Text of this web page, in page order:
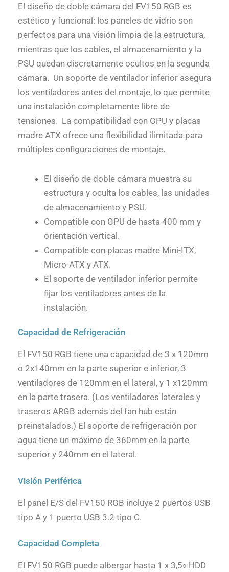
El diseño de doble cámara del FV150 RGB es
estético y funcional: los paneles de vidrio son
perfectos para una visión limpia de la estructura,
mientras que los cables, el almacenamiento y la
PSU quedan discretamente ocultos en la segunda
cámara. Un soporte de ventilador inferior asegura
los ventiladores antes del montaje, lo que permite
una instalación completamente libre de
tensiones. La compatibilidad con GPU y placas
madre ATX ofrece una flexibilidad ilimitada para
múltiples configuraciones de montaje.
El diseño de doble cámara muestra su
estructura y oculta los cables, las unidades
de almacenamiento y PSU.
Compatible con GPU de hasta 400 mm y
orientación vertical.
Compatible con placas madre Mini-ITX,
Micro-ATX y ATX.
El soporte de ventilador inferior permite
fijar los ventiladores antes de la
instalación.
Capacidad de Refrigeración
El FV150 RGB tiene una capacidad de 3 x 120mm
o 2x140mm en la parte superior e inferior, 3
ventiladores de 120mm en el lateral, y 1 x120mm
en la parte trasera. (Los ventiladores laterales y
traseros ARGB además del fan hub están
preinstalados.) El soporte de refrigeración por
agua tiene un máximo de 360mm en la parte
superior y 240mm en el lateral.
Visión Periférica
El panel E/S del FV150 RGB incluye 2 puertos USB
tipo A y 1 puerto USB 3.2 tipo C.
Capacidad Completa
El FV150 RGB puede albergar hasta 1 x 3,5« HDD